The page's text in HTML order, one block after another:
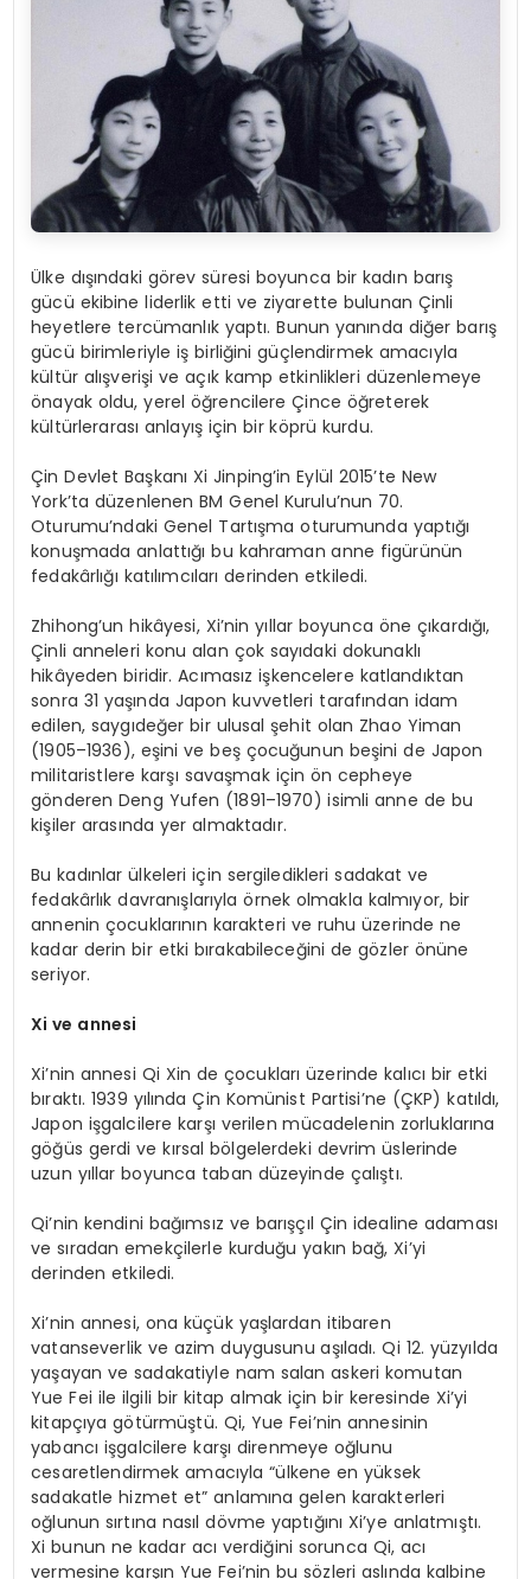
Ülke dışındaki görev süresi boyunca bir kadın barış
gücü ekibine liderlik etti ve ziyarette bulunan Çinli
heyetlere tercümanlık yaptı. Bunun yanında diğer barış
gücü birimleriyle iş birliğini güçlendirmek amacıyla
kültür alışverişi ve açık kamp etkinlikleri düzenlemeye
önayak oldu, yerel öğrencilere Çince öğreterek
kültürlerarası anlayış için bir köprü kurdu.
Çin Devlet Başkanı Xi Jinping’in Eylül 2015’te New
York’ta düzenlenen BM Genel Kurulu’nun 70.
Oturumu’ndaki Genel Tartışma oturumunda yaptığı
konuşmada anlattığı bu kahraman anne figürünün
fedakârlığı katılımcıları derinden etkiledi.
Zhihong’un hikâyesi, Xi’nin yıllar boyunca öne çıkardığı,
Çinli anneleri konu alan çok sayıdaki dokunaklı
hikâyeden biridir. Acımasız işkencelere katlandıktan
sonra 31 yaşında Japon kuvvetleri tarafından idam
edilen, saygıdeğer bir ulusal şehit olan Zhao Yiman
(1905–1936), eşini ve beş çocuğunun beşini de Japon
militaristlere karşı savaşmak için ön cepheye
gönderen Deng Yufen (1891–1970) isimli anne de bu
kişiler arasında yer almaktadır.
Bu kadınlar ülkeleri için sergiledikleri sadakat ve
fedakârlık davranışlarıyla örnek olmakla kalmıyor, bir
annenin çocuklarının karakteri ve ruhu üzerinde ne
kadar derin bir etki bırakabileceğini de gözler önüne
seriyor.
Xi ve annesi
Xi’nin annesi Qi Xin de çocukları üzerinde kalıcı bir etki
bıraktı. 1939 yılında Çin Komünist Partisi’ne (ÇKP) katıldı,
Japon işgalcilere karşı verilen mücadelenin zorluklarına
göğüs gerdi ve kırsal bölgelerdeki devrim üslerinde
uzun yıllar boyunca taban düzeyinde çalıştı.
Qi’nin kendini bağımsız ve barışçıl Çin idealine adaması
ve sıradan emekçilerle kurduğu yakın bağ, Xi’yi
derinden etkiledi.
Xi’nin annesi, ona küçük yaşlardan itibaren
vatanseverlik ve azim duygusunu aşıladı. Qi 12. yüzyılda
yaşayan ve sadakatiyle nam salan askeri komutan
Yue Fei ile ilgili bir kitap almak için bir keresinde Xi’yi
kitapçıya götürmüştü. Qi, Yue Fei’nin annesinin
yabancı işgalcilere karşı direnmeye oğlunu
cesaretlendirmek amacıyla “ülkene en yüksek
sadakatle hizmet et” anlamına gelen karakterleri
oğlunun sırtına nasıl dövme yaptığını Xi’ye anlatmıştı.
Xi bunun ne kadar acı verdiğini sorunca Qi, acı
vermesine karşın Yue Fei’nin bu sözleri aslında kalbine